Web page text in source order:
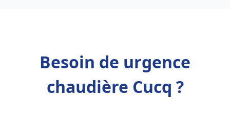
Besoin de urgence
chaudière Cucq ?